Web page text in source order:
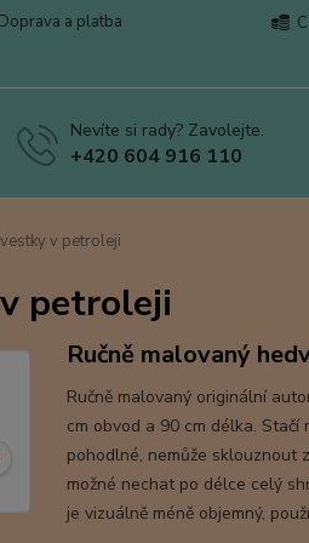
Doprava a platba
Nevíte si rady? Zavolejte.
+420 604 916 110
v petroleji
petroleji
Ručně malovaný
Ručně malovaný originální
cm obvod a 90 cm délka.
pohodlné, nemůže sklouznout
možné nechat po délce celý
je vizuálně méně objemný,